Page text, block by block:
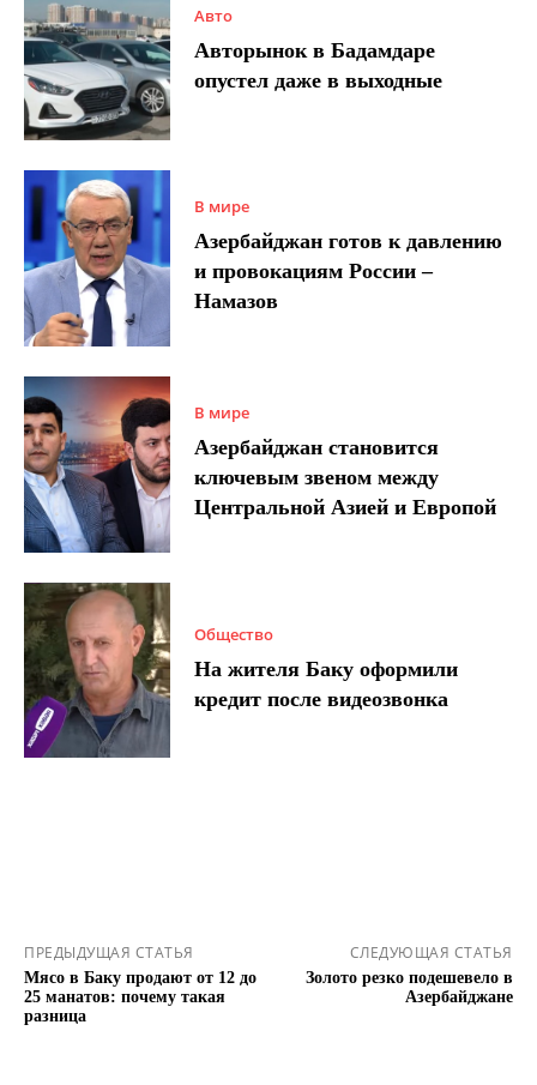
Авто
Авторынок в Бадамдаре
опустел даже в выходные
В мире
Азербайджан готов к давлению
и провокациям России –
Намазов
В мире
Азербайджан становится
ключевым звеном между
Центральной Азией и Европой
Общество
На жителя Баку оформили
кредит после видеозвонка
ПРЕДЫДУЩАЯ СТАТЬЯ
Мясо в Баку продают от 12 до
25 манатов: почему такая
разница
СЛЕДУЮЩАЯ СТАТЬЯ
Золото резко подешевело в
Азербайджане